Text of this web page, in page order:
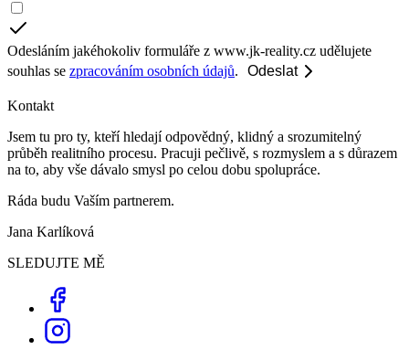
Odesláním jakéhokoliv formuláře z www.jk-reality.cz udělujete
souhlas se zpracováním osobních údajů. Odeslat
Kontakt
Jsem tu pro ty, kteří hledají odpovědný, klidný a srozumitelný
průběh realitního procesu. Pracuji pečlivě, s rozmyslem a s důrazem
na to, aby vše dávalo smysl po celou dobu spolupráce.
Ráda budu Vaším partnerem.
Jana Karlíková
SLEDUJTE MĚ